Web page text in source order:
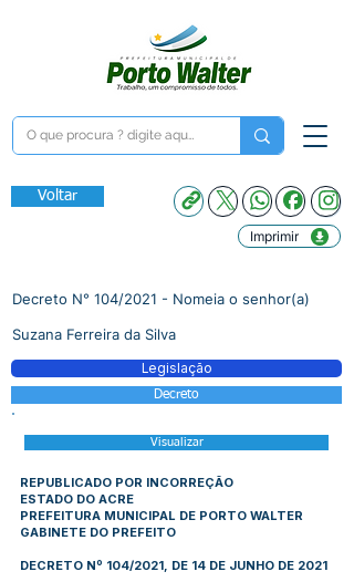
Voltar
Imprimir
Decreto N° 104/2021 - Nomeia o senhor(a)
Suzana Ferreira da Silva
Legislação
Decreto
Visualizar
REPUBLICADO POR INCORREÇÃO
ESTADO DO ACRE
PREFEITURA MUNICIPAL DE PORTO WALTER
GABINETE DO PREFEITO
DECRETO Nº 104/2021, DE 14 DE JUNHO DE 2021